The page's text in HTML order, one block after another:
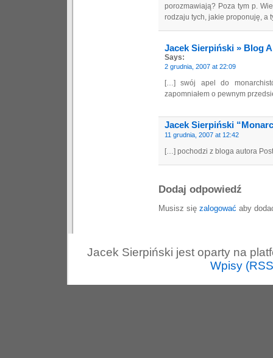
porozmawiają? Poza tym p.
rodzaju tych, jakie proponuję, a
Jacek Sierpiński » Blog
Says:
2 grudnia, 2007 at 22:09
[…] swój apel do
zapomniałem o pewnym
Jacek Sierpiński
11 grudnia, 2007 at 12:42
[…] pochodzi z bloga autora
Dodaj odpowiedź
Musisz się zalogować aby
Jacek Sierpiński jest oparty na
Wpisy